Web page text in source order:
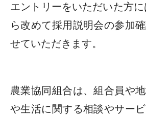
エントリーをいただいた方
ら改めて採用説明会の参加
せていただきます。
農業協同組合は、組合員や
や生活に関する相談やサー